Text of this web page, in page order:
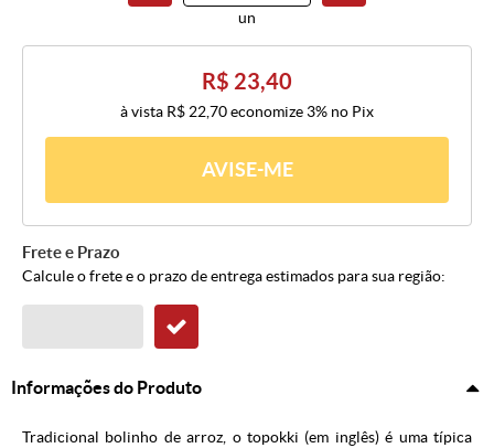
un
R$ 23,40
à vista R$ 22,70economize 3% no Pix
AVISE-ME
Frete e Prazo
Calcule o frete e o prazo de entrega estimados para sua região:
Informações do Produto
Tradicional bolinho de arroz, o topokki (em inglês) é uma típica